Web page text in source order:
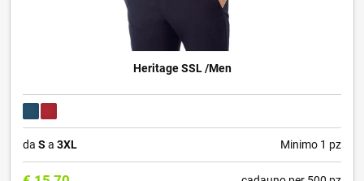
Heritage SSL /Men
da S a 3XL Minimo 1 pz